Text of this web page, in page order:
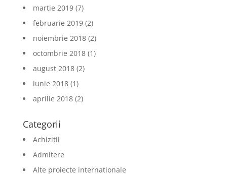
martie 2019(7)
februarie 2019(2)
noiembrie 2018(2)
octombrie 2018(1)
august 2018(2)
iunie 2018(1)
aprilie 2018(2)
Categorii
Achizitii
Admitere
Alte proiecte internationale